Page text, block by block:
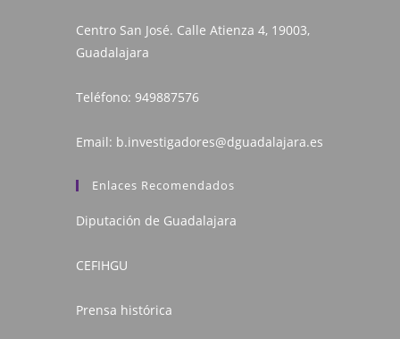
Centro San José. Calle Atienza 4, 19003,
Guadalajara
Teléfono: 949887576
Email: b.investigadores@dguadalajara.es
Enlaces Recomendados
Diputación de Guadalajara
CEFIHGU
Prensa histórica